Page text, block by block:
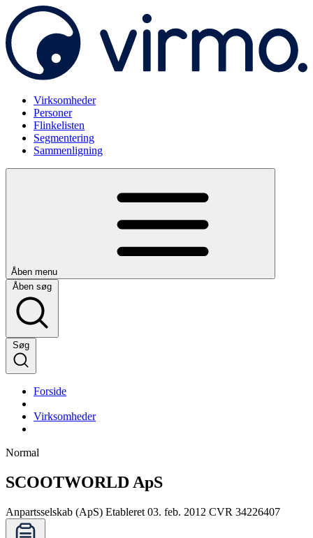
Virksomheder
Personer
Flinkelisten
Segmentering
Sammenligning
Åben menu
Åben søg
Søg
Forside
Virksomheder
Normal
SCOOTWORLD ApS
Anpartsselskab (ApS) Etableret 03. feb. 2012 CVR 34226407